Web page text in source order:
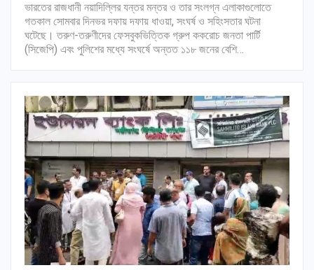
ভারতের রাজধানী নয়াদিল্লির যন্তর মন্তর ও তার সংলগ্ন এলাকাগুলোতে
গতকাল সোমবার দিনভর দফায় দফায় ধাওয়া, সংঘর্ষ ও সহিংসতার ঘটনা
ঘটেছে। তরুণ-তরুণীদের ফেসবুকভিত্তিক গ্রুপ ককরোচ জনতা পার্টি
(সিজেপি) এবং পুলিশের মধ্যে সংঘর্ষে অন্তত ১১৮ জনের বেশি…